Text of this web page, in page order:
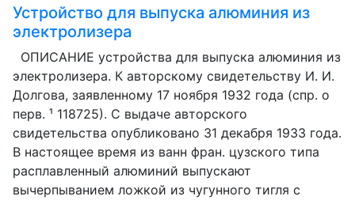
Устройство для выпуска алюминия из
электролизера
ОПИСАНИЕ устройства для выпуска алюминия из
электролизера. К авторскому свидетельству И. И.
Долгова, заявленному 17 ноября 1932 года (спр. о
перв. ¹ 118725). С выдаче авторского
свидетельства опубликовано 31 декабря 1933 года.
В настоящее время из ванн фран. цузского типа
расплавленный алюминий выпускают
вычерпыванием ложкой из чугунного тигля с